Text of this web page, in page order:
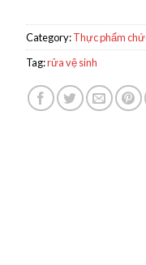
Category:Thực phẩm
Tag:rửa vệ sinh